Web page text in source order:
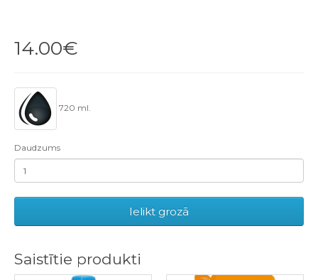
14.00€
720 ml.
Daudzums
Ielikt grozā
Saistītie produkti